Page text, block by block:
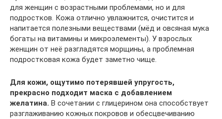
для женщин с возрастными проблемами, но и для
подростков. Кожа отлично увлажнится, очистится и
напитается полезными веществами (мёд и овсяная мука
богаты на витамины и микроэлементы). У взрослых
женщин от неё разгладятся морщины, а проблемная
подростковая кожа будет заметно чище.
Для кожи, ощутимо потерявшей упругость,
прекрасно подходит маска с добавлением
желатина. В сочетании с глицерином она способствует
разглаживанию кожных покровов и обесцвечиванию